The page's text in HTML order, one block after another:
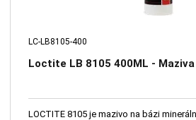
LC-LB8105-400
Loctite LB 8105 400ML -
LOCTITE 8105 je mazivo na bázi